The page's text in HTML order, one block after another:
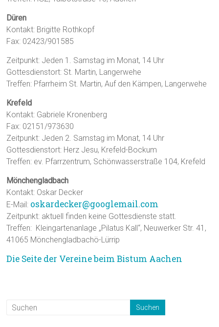
Düren
Kontakt: Brigitte Rothkopf
Fax: 02423/901585
Zeitpunkt: Jeden 1. Samstag im Monat, 14 Uhr
Gottesdienstort: St. Martin, Langerwehe
Treffen: Pfarrheim St. Martin, Auf den Kämpen, Langerwehe
Krefeld
Kontakt: Gabriele Kronenberg
Fax: 02151/973630
Zeitpunkt: Jeden 2. Samstag im Monat, 14 Uhr
Gottesdienstort: Herz Jesu, Krefeld-Bockum
Treffen: ev. Pfarrzentrum, Schönwasserstraße 104, Krefeld
Mönchengladbach
Kontakt: Oskar Decker
E-Mail: oskardecker@googlemail.com
Zeitpunkt: aktuell finden keine Gottesdienste statt.
Treffen: Kleingartenanlage „Pilatus Kall“, Neuwerker Str. 41,
41065 Mönchengladbachö-Lürrip
Die Seite der Vereine beim Bistum Aachen